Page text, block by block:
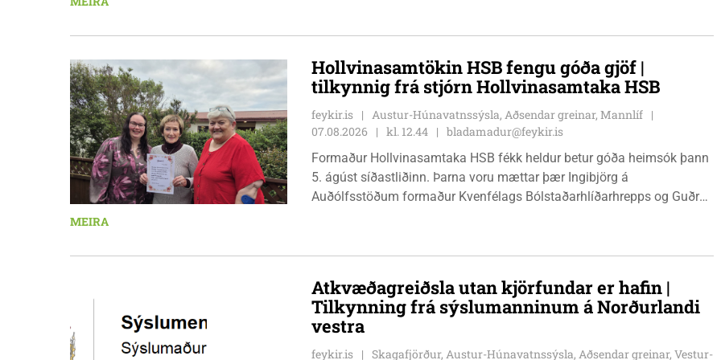
Hollvinasamtökin HSB fengu góða gjöf |
tilkynnig frá stjórn Hollvinasamtaka HSB
feykir.is
Austur-Húnavatnssýsla, Aðsendar greinar, Mannlíf
07.08.2026
kl. 12.44
bladamadur@feykir.is
Formaður Hollvinasamtaka HSB fékk heldur betur góða heimsók þann
5. ágúst síðastliðinn. Þarna voru mættar þær Ingibjörg á
Auðólfsstöðum formaður Kvenfélags Bólstaðarhlíðarhrepps og Guðrún
höggbylgjutæki í aðstöðu sjúkraþjálfara.
MEIRA
Atkvæðagreiðsla utan kjörfundar er hafin |
Tilkynning frá sýslumanninum á Norðurlandi
vestra
feykir.is
Skagafjörður, Austur-Húnavatnssýsla, Aðsendar greinar, Vestur-